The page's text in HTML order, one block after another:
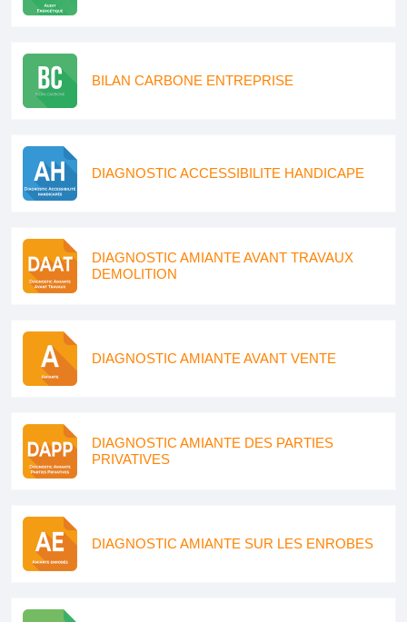
BILAN CARBONE ENTREPRISE
DIAGNOSTIC ACCESSIBILITE HANDICAPE
DIAGNOSTIC AMIANTE AVANT TRAVAUX
DEMOLITION
DIAGNOSTIC AMIANTE AVANT VENTE
DIAGNOSTIC AMIANTE DES PARTIES
PRIVATIVES
DIAGNOSTIC AMIANTE SUR LES ENROBES